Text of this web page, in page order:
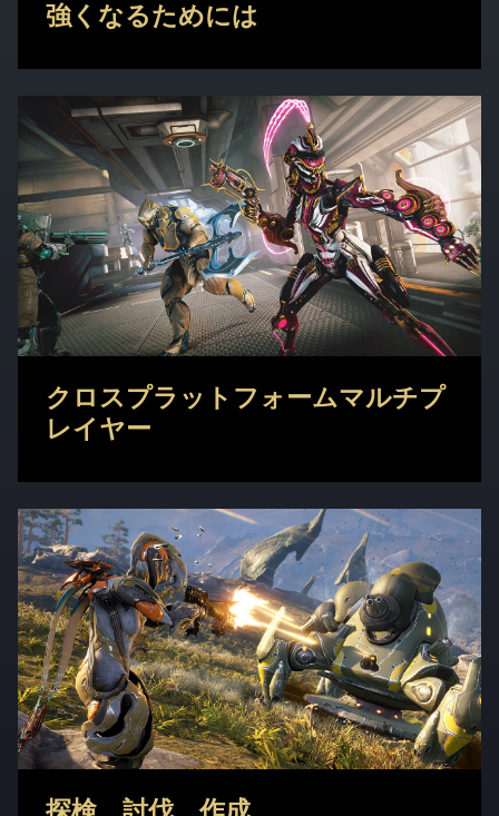
強くなるためには
クロスプラットフォームマルチプ
レイヤー